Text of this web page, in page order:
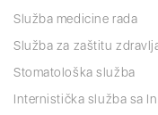
Služba medicine rada
Služba za zaštitu
Stomatološka služba
Internistička služba sa